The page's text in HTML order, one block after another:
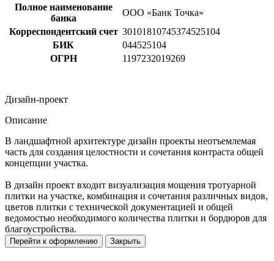
Полное наименование
банка
ООО «Банк Точка»
Корреспондентский счет 30101810745374525104
БИК
044525104
ОГРН
1197232019269
Дизайн-проект
Описание
В ландшафтной архитектуре дизайн проекты неотъемлемая
часть для создания целостности и сочетания контраста общей
концепции участка.
В дизайн проект входит визуализация мощения тротуарной
плитки на участке, комбинация и сочетания различных видов,
цветов плитки с технической документацией и общей
ведомостью необходимого количества плитки и бордюров для
благоустройства.
Перейти к оформлению Закрыть